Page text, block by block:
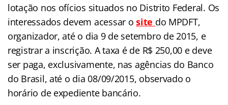
lotação nos ofícios situados no Distrito Federal. Os
interessados devem acessar osite do MPDFT,
organizador, até o dia 9 de setembro de 2015, e
registrar a inscrição. A taxa é de R$ 250,00 e deve
ser paga, exclusivamente, nas agências do Banco
do Brasil, até o dia 08/09/2015, observado o
horário de expediente bancário.